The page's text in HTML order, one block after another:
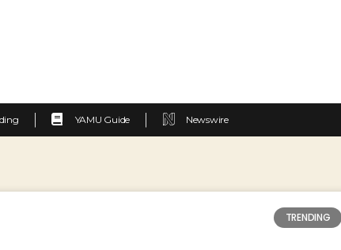
YAMU Guide Newswire
TRENDING